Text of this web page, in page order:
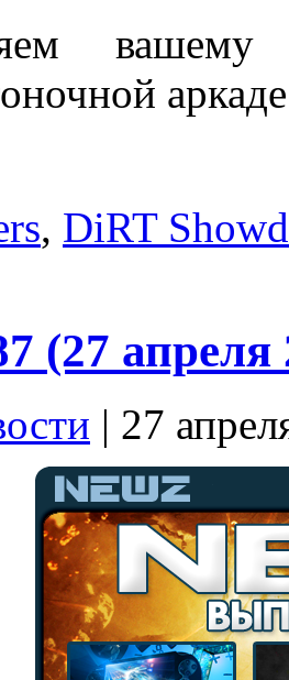
вашему
, DiRT
(27 апреля
| 27